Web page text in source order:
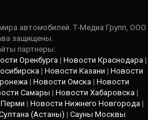
автомобилей. Т-Медиа Групп, ООО
защищены.
партнеры:
Оренбурга | Новости Краснодара |
| Новости Казани | Новости
| Новости Омска | Новости
Самары | Новости Хабаровска|
| Новости Нижнего Новгорода|
(Астаны) | Сауны Москвы